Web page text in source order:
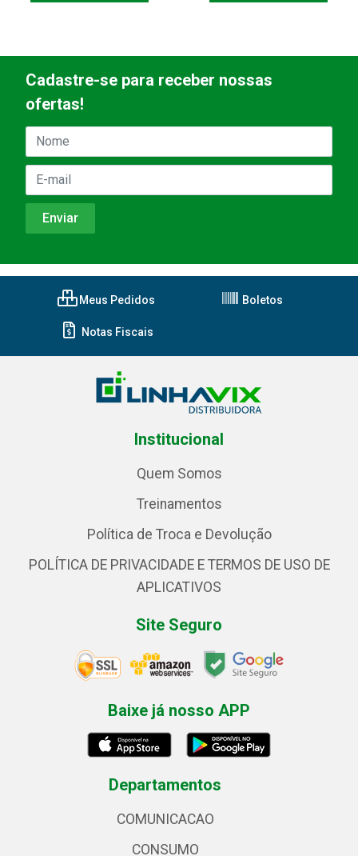
Cadastre-se para receber nossas
ofertas!
Meus Pedidos Boletos
Notas Fiscais
Institucional
Quem Somos
Treinamentos
Política de Troca e Devolução
POLÍTICA DE PRIVACIDADE E TERMOS DE USO DE
APLICATIVOS
Site Seguro
Baixe já nosso APP
Departamentos
COMUNICACAO
CONSUMO